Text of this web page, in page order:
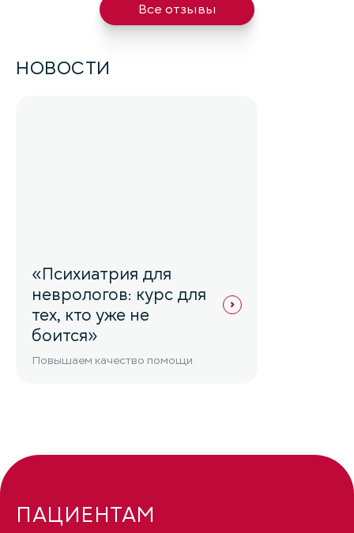
Все отзывы
НОВОСТИ
«Психиатрия для
неврологов: курс для
тех, кто уже не
боится»
Повышаем качество помощи
ПАЦИЕНТАМ